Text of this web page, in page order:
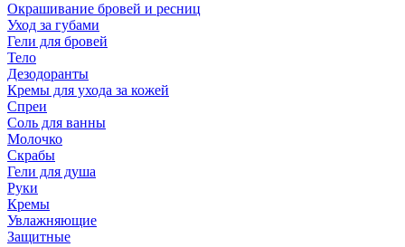
Окрашивание бровей и ресниц
Уход за губами
Гели для бровей
Тело
Дезодоранты
Кремы для ухода за кожей
Спреи
Соль для ванны
Молочко
Скрабы
Гели для душа
Руки
Кремы
Увлажняющие
Защитные